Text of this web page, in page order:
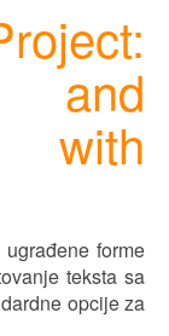
with
forme
teksta sa
opcije za